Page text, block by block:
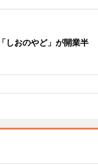
しおのやど」が開業半